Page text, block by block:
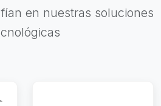
en nuestras soluciones